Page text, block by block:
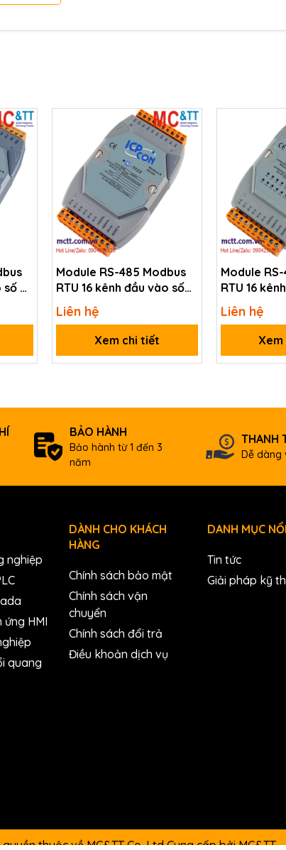
Yes - Yes
DI
Module RS-485 Modbus
RTU 16 kênh đầu vào số
DI ICP DAS M-7053-G CR
Liên hệ
Xem chi tiết
Module
RTU 16
DI ICP DAS
CR
Liên hệ
BẢO HÀNH
Bảo hành từ 1 đến 3
năm
THANH
Dễ dàng
nghiệp
ứng HMI
quang
DÀNH CHO KHÁCH
HÀNG
Chính sách bảo mật
Chính sách vận
chuyển
Chính sách đổi trả
Điều khoản dịch vụ
DANH MỤC
Tin tức
Giải pháp kỹ
thuộc về MC&TT Co.,LtdCung cấp bởiMC&TT